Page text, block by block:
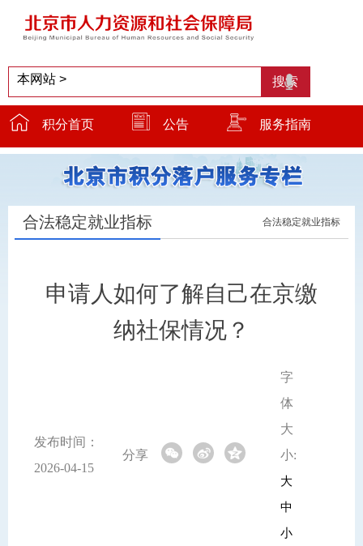
积分首页 公告 服务指南
服务窗口 温馨提示 小贴士
合法稳定就业指标 合法稳定就业指标
申请人如何了解自己在京缴
纳社保情况？
发布时间：
2026-04-15
分享
字
体
大
小:
大
中
小